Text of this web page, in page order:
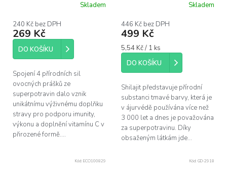
Skladem
240 Kč bez DPH
269 Kč
DO KOŠÍKU
Spojení 4 přírodních sil
ovocných prášků ze
superpotravin dalo vznik
unikátnímu výživnému doplňku
stravy pro podporu imunity,
výkonu a doplnění vitamínu C v
přirozené formě....
Skladem
446 Kč bez DPH
499 Kč
Měrná
cena:
5,54 Kč / 1 ks
DO KOŠÍKU
Shilajit představuje přírodní
substanci tmavé barvy, která je
v ájurvédě používána více než
3 000 let a dnes je považována
za superpotravinu. Díky
obsaženým látkám jde...
Kód: ECO100829 Kód: GD-2918